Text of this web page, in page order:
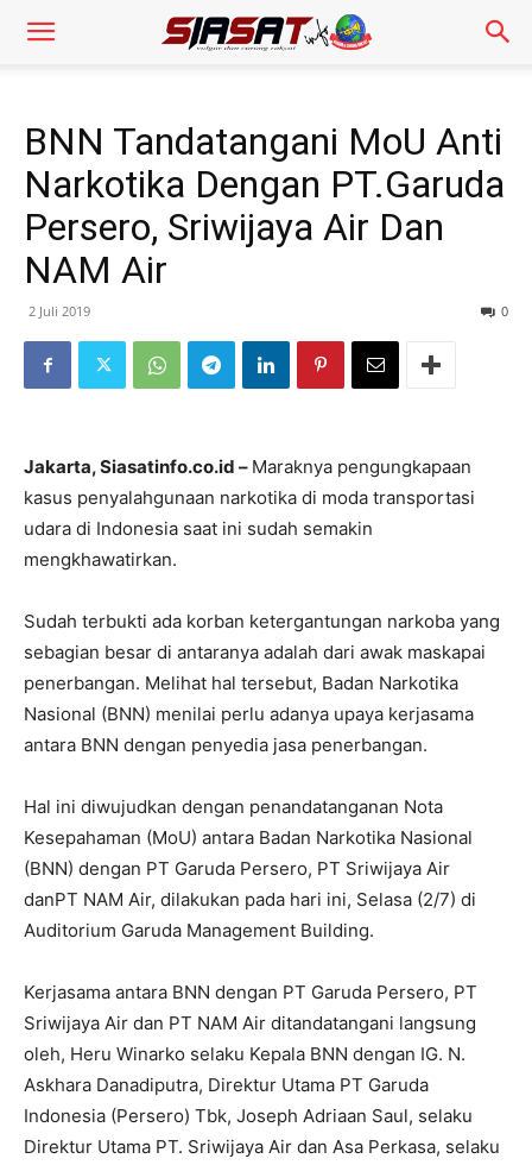
BNN Tandatangani MoU Anti
Narkotika Dengan PT.Garuda
Persero, Sriwijaya Air Dan
NAM Air
2 Juli 2019 0
Jakarta, Siasatinfo.co.id – Maraknya pengungkapaan
kasus penyalahgunaan narkotika di moda transportasi
udara di Indonesia saat ini sudah semakin
mengkhawatirkan.
Sudah terbukti ada korban ketergantungan narkoba yang
sebagian besar di antaranya adalah dari awak maskapai
penerbangan. Melihat hal tersebut, Badan Narkotika
Nasional (BNN) menilai perlu adanya upaya kerjasama
antara BNN dengan penyedia jasa penerbangan.
Hal ini diwujudkan dengan penandatanganan Nota
Kesepahaman (MoU) antara Badan Narkotika Nasional
(BNN) dengan PT Garuda Persero, PT Sriwijaya Air
danPT NAM Air, dilakukan pada hari ini, Selasa (2/7) di
Auditorium Garuda Management Building.
Kerjasama antara BNN dengan PT Garuda Persero, PT
Sriwijaya Air dan PT NAM Air ditandatangani langsung
oleh, Heru Winarko selaku Kepala BNN dengan IG. N.
Askhara Danadiputra, Direktur Utama PT Garuda
Indonesia (Persero) Tbk, Joseph Adriaan Saul, selaku
Direktur Utama PT. Sriwijaya Air dan Asa Perkasa, selaku